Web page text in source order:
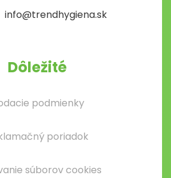
info@trendhygiena.sk
Dôležité
podmienky
poriadok
súborov cookies